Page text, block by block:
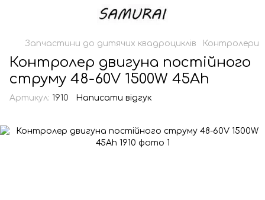
Запчастини до дитячих квадроциклів Контролери
Контролер двигуна постійного
струму 48-60V 1500W 45Ah
Артикул: 1910 Написати відгук